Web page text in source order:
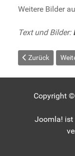
Weitere Bilder
Text und Bilder:
Vorheriger
Zurück
Copyright
Joomla! ist